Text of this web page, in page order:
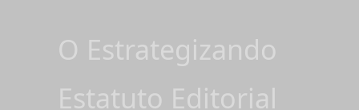
O Estrategizando
Estatuto Editorial